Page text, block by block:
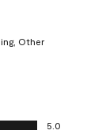
Other
5.0